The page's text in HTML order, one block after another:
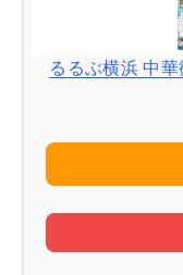
るるぶ横浜 中